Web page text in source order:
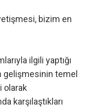
bizim en
ilgili yaptığı
gelişmesinin temel
olarak
karşılaştıkları